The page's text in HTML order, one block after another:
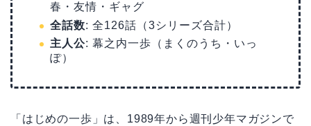
春・友情・ギャグ
全話数: 全126話（3シリーズ合計）
主人公: 幕之内一歩（まくのうち・いっ
ぽ）
「はじめの一歩」は、1989年から週刊少年マガジンで